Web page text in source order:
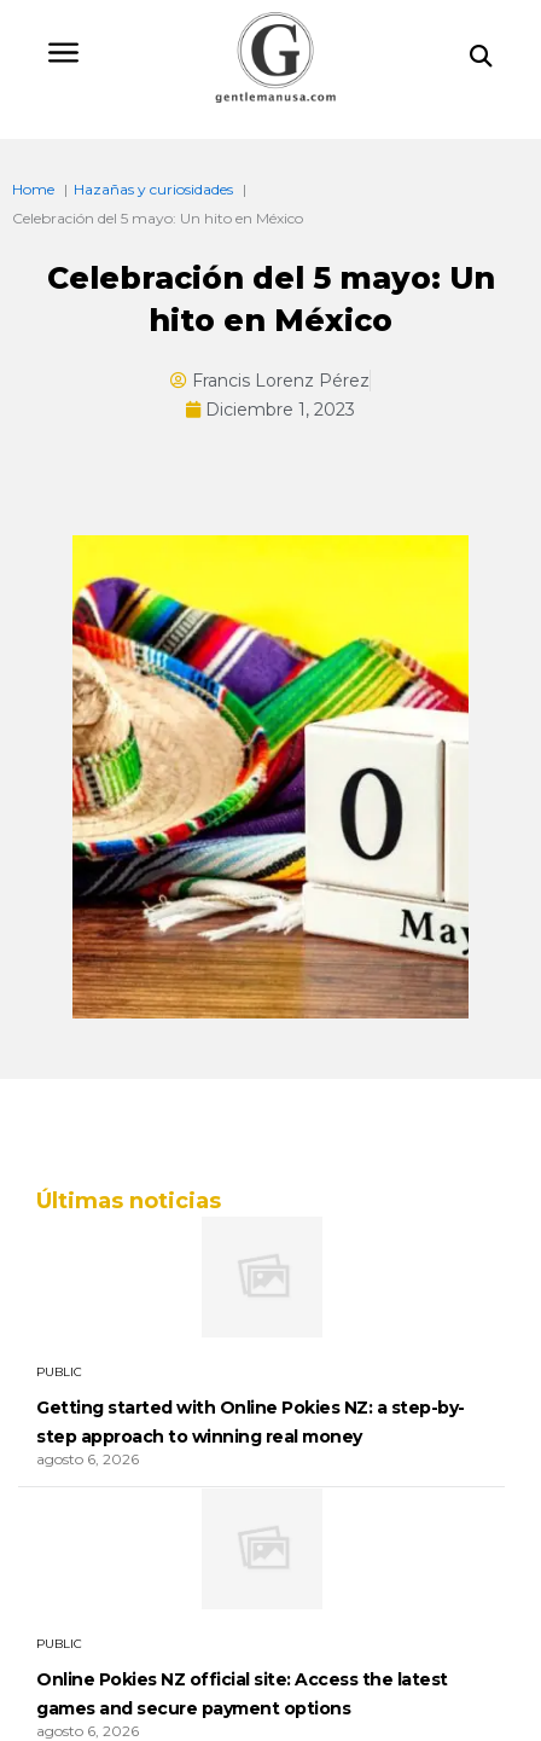
Home
Hazañas y curiosidades
Celebración del 5 mayo: Un hito en México
Celebración del 5 mayo: Un
hito en México
Francis Lorenz Pérez
Diciembre 1, 2023
Últimas noticias
PUBLIC
Getting started with Online Pokies NZ: a step-by-
step approach to winning real money
agosto 6, 2026
PUBLIC
Online Pokies NZ official site: Access the latest
games and secure payment options
agosto 6, 2026